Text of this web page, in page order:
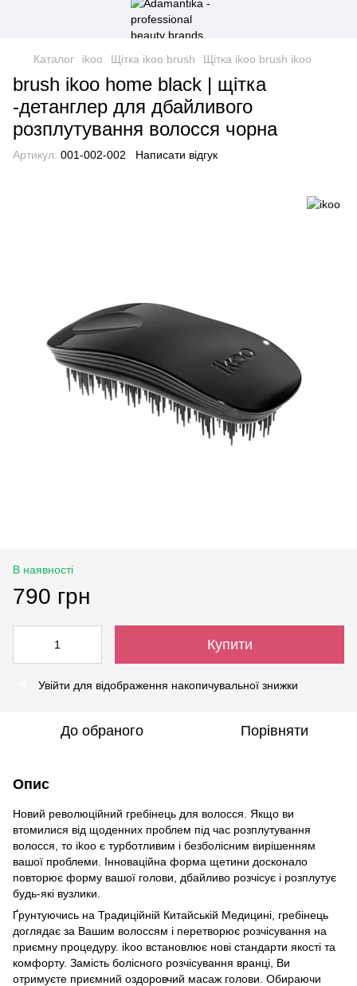
Каталог ikoo Щітка ikoo brush Щітка ikoo brush ikoo
brush ikoo home black | щітка
-детанглер для дбайливого
розплутування волосся чорна
Артикул: 001-002-002 Написати відгук
В наявності
790 грн
Купити
Увійти для відображення накопичувальної знижки
До обраного Порівняти
Опис
Новий революційний гребінець для волосся. Якщо ви
втомилися від щоденних проблем під час розплутування
волосся, то ikoo є турботливим і безболісним вирішенням
вашої проблеми. Інноваційна форма щетини досконало
повторює форму вашої голови, дбайливо розчісує і розплутує
будь-які вузлики.
Ґрунтуючись на Традиційній Китайській Медицині, гребінець
доглядає за Вашим волоссям і перетворює розчісування на
приємну процедуру. ikoo встановлює нові стандарти якості та
комфорту. Замість болісного розчісування вранці, Ви
отримуєте приємний оздоровчий масаж голови. Обираючи